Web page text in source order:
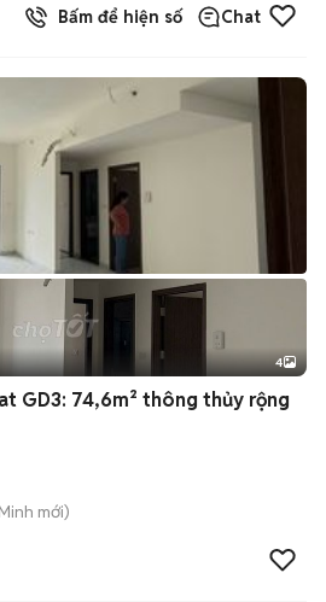
Bấm để hiện số Chat
4
GD3: 74,6m² thông thủy rộng
mới)